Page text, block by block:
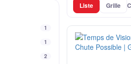
1
1
2
Liste Grille